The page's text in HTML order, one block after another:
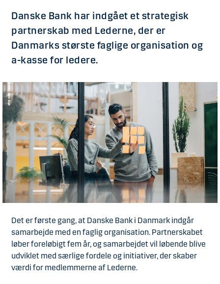
Danske Bank har indgået et strategisk
partnerskab med Lederne, der er
Danmarks største faglige organisation og
a-kasse for ledere.
Det er første gang, at Danske Bank i Danmark indgår
samarbejde med en faglig organisation. Partnerskabet
løber foreløbigt fem år, og samarbejdet vil løbende blive
udviklet med særlige fordele og initiativer, der skaber
værdi for medlemmerne af Lederne.